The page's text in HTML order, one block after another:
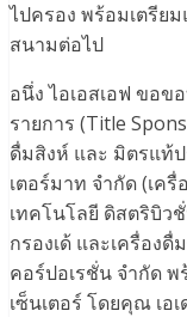
ไปครอง พร้อมเตรีย
สนามต่อไป
อนึ่ง ไอเอสเอฟ ขอ
รายการ (Title
ดื่มสิงห์ และ มิตรแท้
เตอร์มาท จำกัด (เค
เทคโนโลยี ดิสตริบิว
กรองเด้ และเครื่อง
คอร์ปอเรชั่น จำกัด
เซ็นเตอร์ โดยคุณ เอ